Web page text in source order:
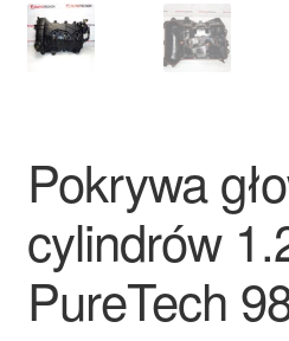
Skarga
Zasady i warunki
Pokrywa
cylindrów
PureTech